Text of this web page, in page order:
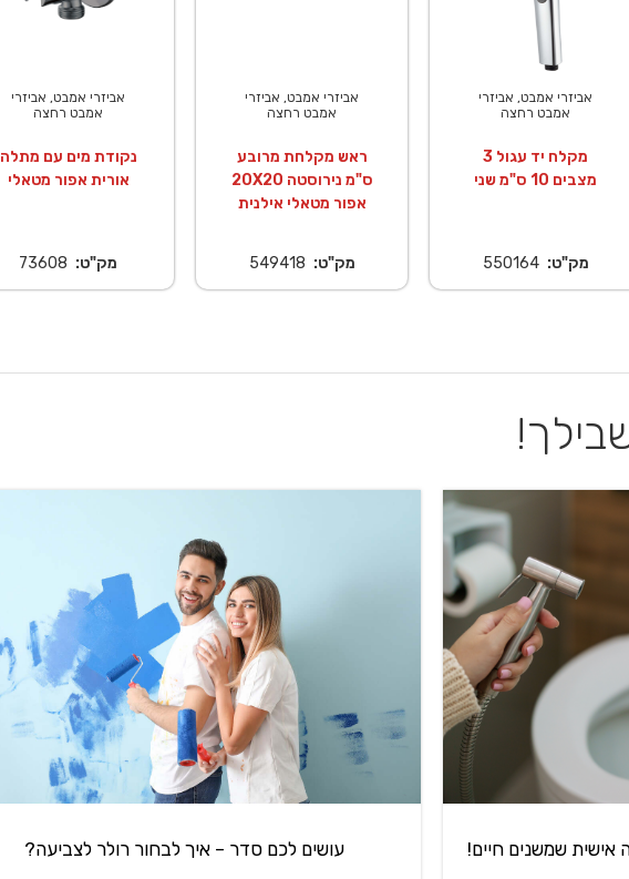
אביזרי אמבט, אביזרי
אמבט רחצה
מקלח יד עגול 3
מצבים 10 ס"מ שני
מק"ט:550164
אביזרי אמבט, אביזרי
אמבט רחצה
ראש מקלחת מרובע
20X20 ס"מ נירוסטה
אפור מטאלי אילנית
מק"ט: 549418
אביזרי אמבט, אביזרי
אמבט רחצה
נקודת מים עם מתלה
אורית אפור מטאלי
מק"ט: 73608
אישית שמשנים חיים! עושים לכם סדר – איך לבחור רולר לצביעה?